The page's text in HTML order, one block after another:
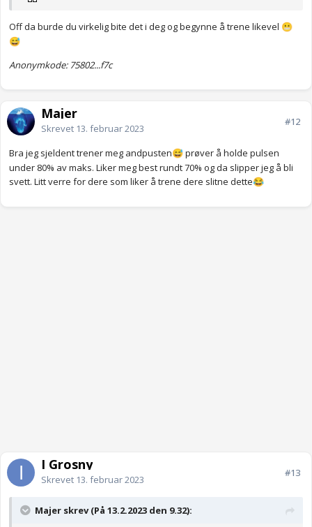
Off da burde du virkelig bite det i deg og begynne å trene likevel 😬
😅
Anonymkode: 75802...f7c
Majer
Skrevet 13. februar 2023
#12
Bra jeg sjeldent trener meg andpusten😅 prøver å holde pulsen
under 80% av maks. Liker meg best rundt 70% og da slipper jeg å bli
svett. Litt verre for dere som liker å trene dere slitne dette😂
I Grosny
Skrevet 13. februar 2023
#13
Majer skrev (På 13.2.2023 den 9.32):